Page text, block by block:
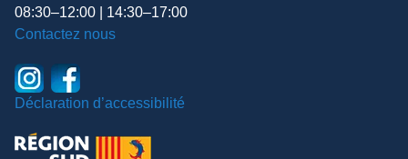
08:30–12:00 | 14:30–17:00
Contactez nous
Déclaration d’accessibilité